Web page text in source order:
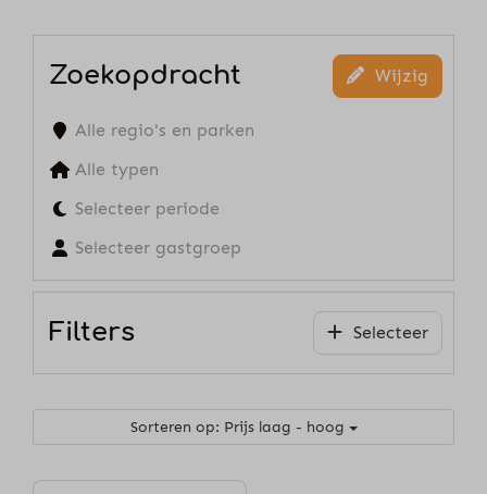
Zoekopdracht Wijzig
Alle regio's en parken
Alle typen
Selecteer periode
Selecteer gastgroep
Filters Selecteer
Sorteren op: Prijs laag - hoog